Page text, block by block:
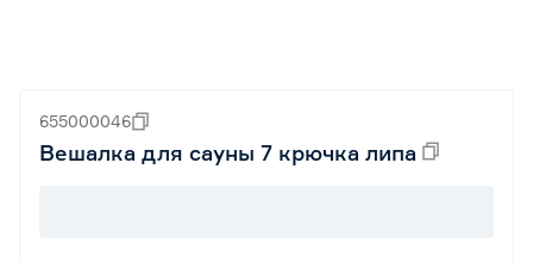
655000046
Вешалка для сауны 7 крючка липа